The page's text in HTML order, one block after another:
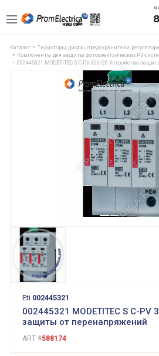
Каталог
Тиристоры, диоды, предохранители,
Компоненты для защиты фотоэлектрических PV-
002445321 MODETITEC S C-PV 300/20 Устройства
Eti 002445321
002445321 MODETITEC S C-PV
защиты от перенапряжений
ART #588174